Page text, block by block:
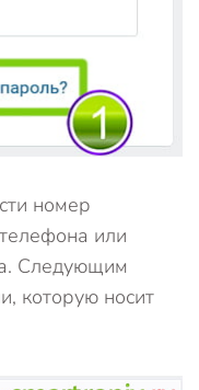
номер
или
Следующим
которую носит